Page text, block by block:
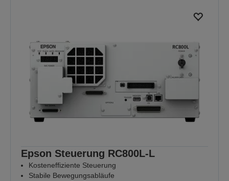
Epson Steuerung RC800L-L
Kosteneffiziente Steuerung
Stabile Bewegungsabläufe